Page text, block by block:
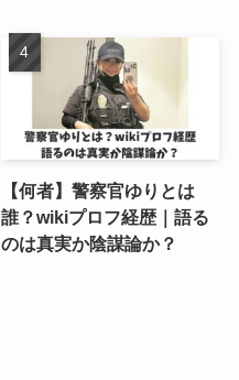
【何者】警察官ゆりとは
誰？wikiプロフ経歴｜語る
のは真実か陰謀論か？